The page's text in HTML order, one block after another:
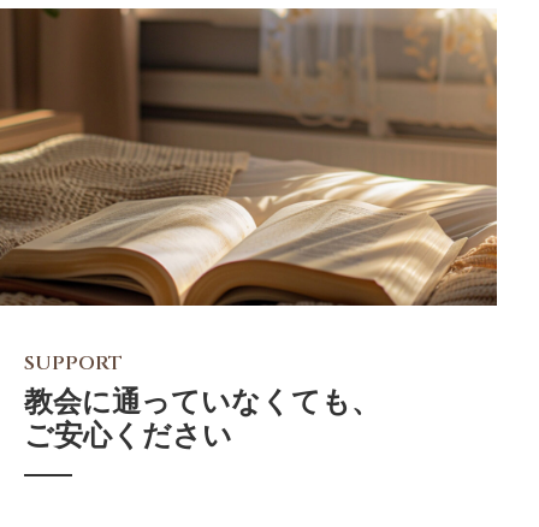
SUPPORT
教会に通っていなくても、
ご安心ください